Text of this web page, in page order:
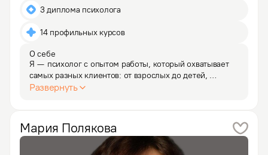
3 диплома психолога
14 профильных курсов
О себе
Я — психолог с опытом работы, который охватывает
самых разных клиентов: от взрослых до детей,
оказавшихся в сложных жизненных ситуациях.
Развернуть
Мария Полякова